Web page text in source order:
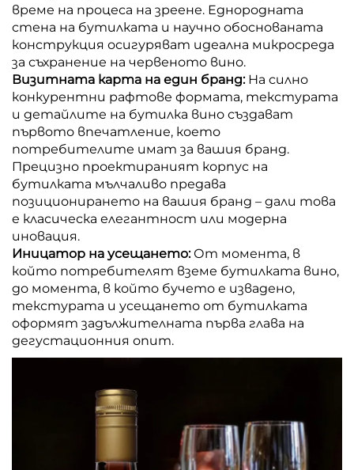
време на процеса на зреене. Еднородната
стена на бутилката и научно обоснованата
конструкция осигуряват идеална микросреда
за съхранение на червеното вино.
Визитната карта на един бранд: На силно
конкурентни рафтове формата, текстурата
и детайлите на бутилка вино създават
първото впечатление, което
потребителите имат за вашия бранд.
Прецизно проектираният корпус на
бутилката мълчаливо предава
позиционирането на вашия бранд – дали това
е класическа елегантност или модерна
иновация.
Иницатор на усещането: От момента, в
който потребителят вземе бутилката вино,
до момента, в който бучето е извадено,
текстурата и усещането от бутилката
оформят задължителната първа глава на
дегустационния опит.